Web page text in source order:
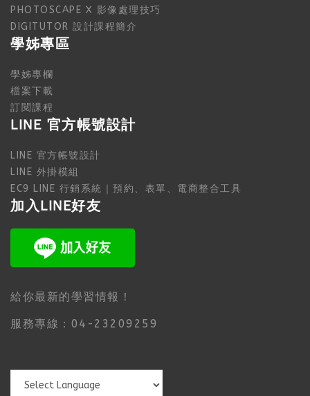
PHOTOSCAPE X 影像處理技巧
DIGITUTOR 設計課程簡介
學姊專區
學姊專欄
檔案下載
訂閱課程
LINE 官方帳號設計
LINE 官方帳號設計
LINE 外掛模組
EC9 LINE 行銷系統｜預約、表單、電商整合工具
加入LINE好友
給你最新的學習情報！
服務專線：04-23209259